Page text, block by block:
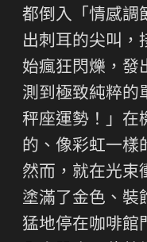
都倒入「情感調
出刺耳的尖叫，
始瘋狂閃爍，發
測到極致純粹的
秤座運勢！」在
的、像彩虹一樣
然而，就在光束
塗滿了金色、裝
猛地停在咖啡館